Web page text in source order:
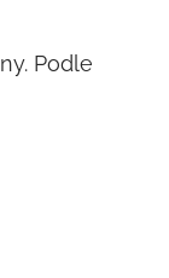
Podle